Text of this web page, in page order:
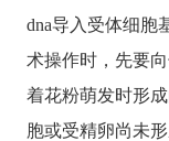
dna导入受体细胞
术操作时，先要
着花粉萌发时形
胞或受精卵尚未